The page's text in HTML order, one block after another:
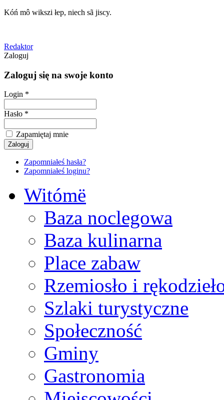
Kóń mô wikszi łep, niech sã jiscy.
Redaktor
Zaloguj
Zaloguj się na swoje konto
Login *
Hasło *
Zapamiętaj mnie
Zapomniałeś hasła?
Zapomniałeś loginu?
Witómë
Baza noclegowa
Baza kulinarna
Place zabaw
Rzemiosło i
Szlaki turystyczne
Społeczność
Gminy
Gastronomia